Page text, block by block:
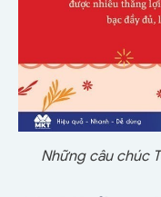
Những câu chúc